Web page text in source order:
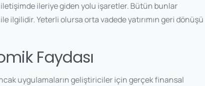
ileriye giden yolu işaretler. Bütün bunlar
ilgilidir. Yeterli olursa orta vadede yatırımın geri dönüşü
Faydası
uygulamaların geliştiriciler için gerçek finansal